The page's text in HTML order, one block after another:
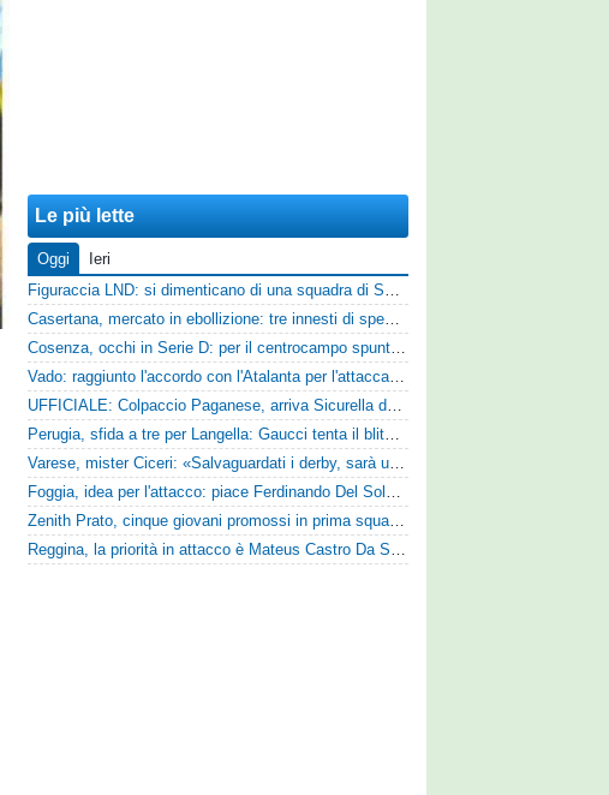
Le più lette
Oggi
Ieri
Figuraccia LND: si dimenticano di una squadra di Serie D, è da rifare il programma Coppa Italia
Casertana, mercato in ebollizione: tre innesti di spessore per lo scacchiere di Vinicio Espinal
Cosenza, occhi in Serie D: per il centrocampo spunta anche Gerardo Di Gilio
Vado: raggiunto l'accordo con l'Atalanta per l'attaccante Frederick Samuel Ndongue
UFFICIALE: Colpaccio Paganese, arriva Sicurella dalla Scafatese
Perugia, sfida a tre per Langella: Gaucci tenta il blitz per il centrocampista del Cosenza
Varese, mister Ciceri: «Salvaguardati i derby, sarà un campionato avvincente»
Foggia, idea per l'attacco: piace Ferdinando Del Sole dell'Ascoli
Zenith Prato, cinque giovani promossi in prima squadra
Reggina, la priorità in attacco è Mateus Castro Da Silva: ore decisive per la fumata bianca